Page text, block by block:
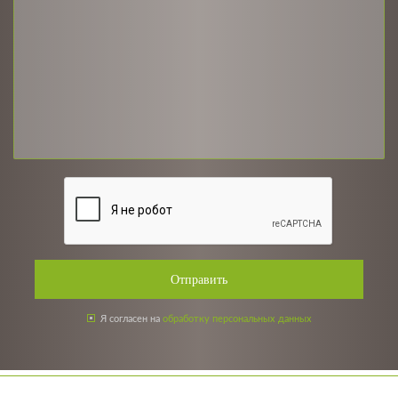
Отправить
Я согласен на обработку персональных данных